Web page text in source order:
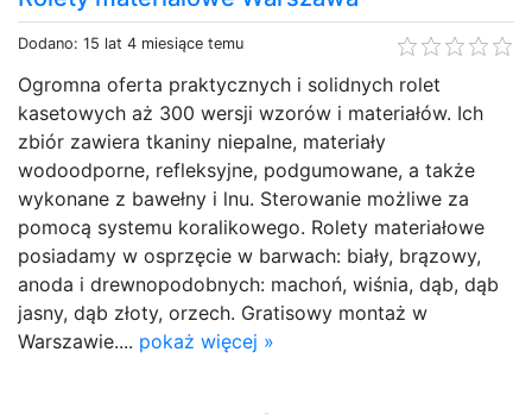
Dodano: 15 lat 4 miesiące temu
Ogromna oferta praktycznych i solidnych rolet
kasetowych aż 300 wersji wzorów i materiałów. Ich
zbiór zawiera tkaniny niepalne, materiały
wodoodporne, refleksyjne, podgumowane, a także
wykonane z bawełny i lnu. Sterowanie możliwe za
pomocą systemu koralikowego. Rolety materiałowe
posiadamy w osprzęcie w barwach: biały, brązowy,
anoda i drewnopodobnych: machoń, wiśnia, dąb, dąb
jasny, dąb złoty, orzech. Gratisowy montaż w
Warszawie.... pokaż więcej »